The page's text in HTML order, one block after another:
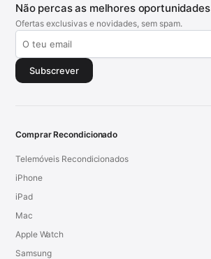
Não percas as melhores oportunidades
Ofertas exclusivas e novidades, sem spam.
Subscrever
Comprar Recondicionado
Telemóveis Recondicionados
iPhone
iPad
Mac
Apple Watch
Samsung